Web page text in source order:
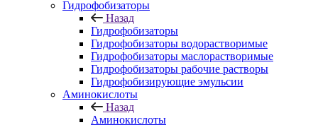
Гидрофобизаторы
Назад
Гидрофобизаторы
Гидрофобизаторы водорастворимые
Гидрофобизаторы маслорастворимые
Гидрофобизаторы рабочие растворы
Гидрофобизирующие эмульсии
Аминокислоты
Назад
Аминокислоты